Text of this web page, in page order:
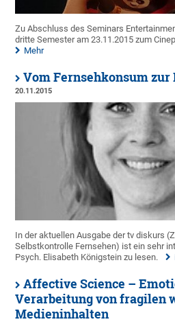
Zu Abschluss des Seminars
dritte Semester am 23.11.2015 zum
Mehr
Vom Fernsehkonsum zur
20.11.2015
In der aktuellen Ausgabe der tv diskurs
Selbstkontrolle Fernsehen) ist ein sehr
Psych. Elisabeth Königstein zu lesen.
Affective Science –
Verarbeitung von fragilen
Medieninhalten